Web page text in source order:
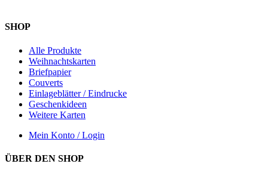
SHOP
Alle Produkte
Weihnachtskarten
Briefpapier
Couverts
Einlageblätter / Eindrucke
Geschenkideen
Weitere Karten
Mein Konto / Login
ÜBER DEN SHOP